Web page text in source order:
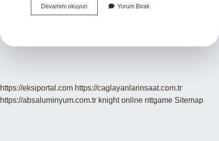
Devamını okuyun
Apolar
Yorum Bırak
https://eksiportal.com https://caglayanlarinsaat.com.tr
https://absaluminyum.com.tr knight online nttgame Sitemap